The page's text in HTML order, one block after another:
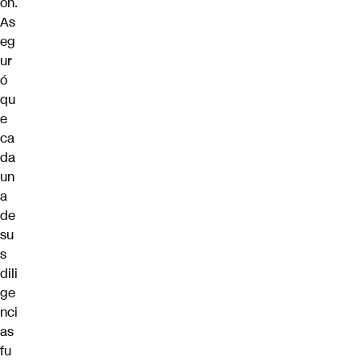
As
eg
ur
ó
qu
e
ca
da
un
a
de
su
s
dili
ge
nci
as
fu